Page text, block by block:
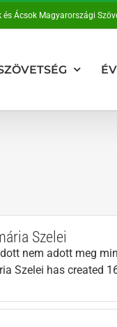
és Ácsok Magyarországi
Szelei
nem adott meg
Szelei has created